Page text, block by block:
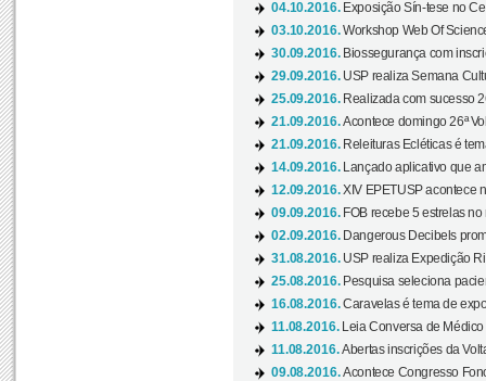
04.10.2016. Exposição Sín-tese no
03.10.2016.Workshop Web Of
30.09.2016. Biossegurança com
29.09.2016. USP realiza Semana
25.09.2016. Realizada com sucesso
21.09.2016.Acontece domingo 26ª
21.09.2016. Releituras Ecléticas é
14.09.2016.
Lançado aplicativo que
12.09.2016.XIV EPETUSP acontece
09.09.2016. FOB recebe 5 estrelas
02.09.2016. Dangerous Decibels
31.08.2016. USP realiza Expedição
25.08.2016. Pesquisa seleciona
16.08.2016.Caravelas é tema de
11.08.2016.
Leia Conversa de
11.08.2016.Abertas inscrições da
09.08.2016.Acontece Congresso